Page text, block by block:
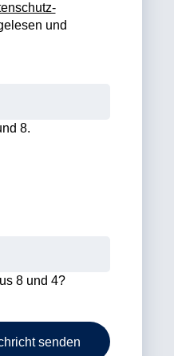
und
8.
8 und 4?
senden